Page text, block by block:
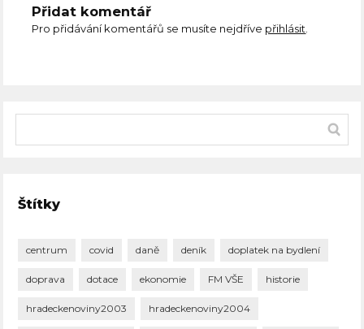
Přidat komentář
Pro přidávání komentářů se musíte nejdříve přihlásit.
Štítky
centrum covid daně deník doplatek na bydlení
doprava dotace ekonomie FM VŠE historie
hradeckenoviny2003 hradeckenoviny2004